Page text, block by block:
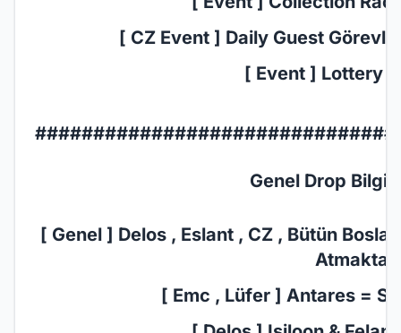
[ CZ Event ] Daily Guest
[ Event ] Lottery
Genel Drop
[ Genel ] Delos , Eslant , CZ , Bütün
[ Emc , Lüfer ] Antares =